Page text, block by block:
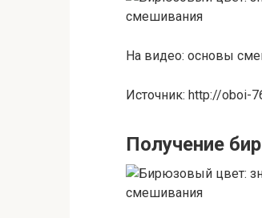
На видео: основы
Источник: http://oboi-
Получение